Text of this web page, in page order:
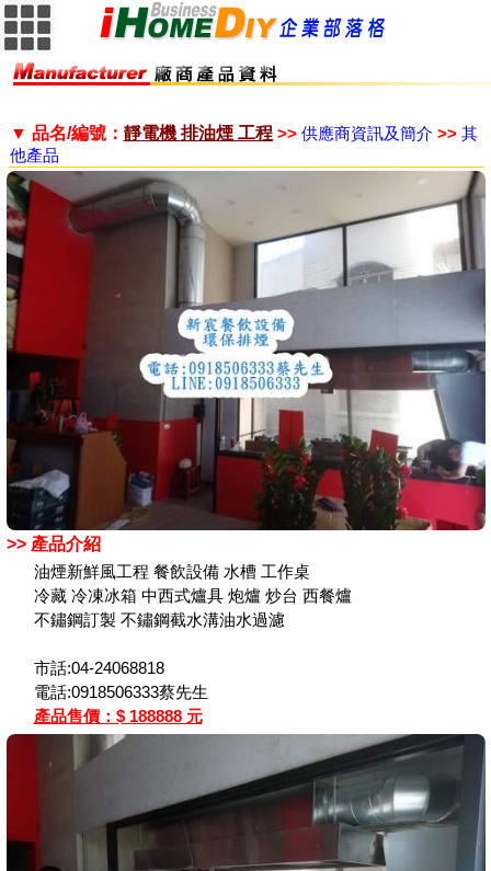
▼ 品名/編號： 靜電機 排油煙 工程 >>供應商資訊及簡介 >>其
他產品
>> 產品介紹
油煙新鮮風工程 餐飲設備 水槽 工作桌
冷藏 冷凍冰箱 中西式爐具 炮爐 炒台 西餐爐
不鏽鋼訂製 不鏽鋼截水溝油水過濾
市話:04-24068818
電話:0918506333蔡先生
產品售價：$ 188888 元